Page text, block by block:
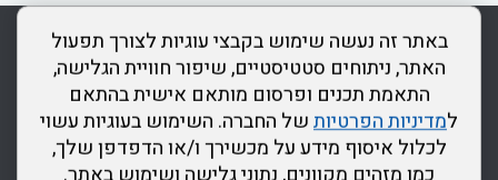
באתר זה נעשה שימוש בקבצי עוגיות לצורך תפעול
האתר, ניתוחים סטטיסטיים, שיפור חוויית הגלישה,
התאמת תכנים ופרסום מותאם אישית בהתאם
למדיניות הפרטיותשל החברה. השימוש בעוגיות עשוי
לכלול איסוף מידע על מכשירך ו/או הדפדפן שלך,
rss מדיניות פרטיות מפת אתר צור קשר
כותר ראשון
הצהרת נגישות
דרונט
דיגיטל
-